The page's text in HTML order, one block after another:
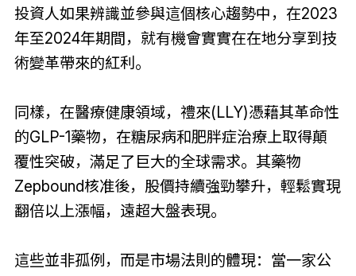
投資人如果辨識並參與這個核心趨勢中，在2023
年至2024年期間，就有機會實實在在地分享到技
術變革帶來的紅利。
同樣，在醫療健康領域，禮來(LLY)憑藉其革命性
的GLP-1藥物，在糖尿病和肥胖症治療上取得顛
覆性突破，滿足了巨大的全球需求。其藥物
Zepbound核准後，股價持續強勁攀升，輕鬆實現
翻倍以上漲幅，遠超大盤表現。
這些並非孤例，而是市場法則的體現：當一家公